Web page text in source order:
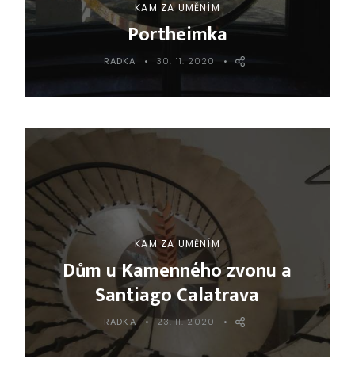
KAM ZA UMĚNÍM
Portheimka
RADKA 30. 11. 2020
KAM ZA UMĚNÍM
Dům u Kamenného zvonu a
Santiago Calatrava
RADKA 23. 11. 2020